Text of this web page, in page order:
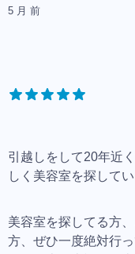
5 月 前
引越しをして20年近
しく美容室を探してい
美容室を探してる方
方、ぜひ一度絶対行